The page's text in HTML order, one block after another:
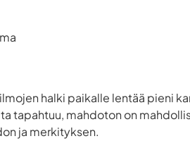
halki paikalle lentää pieni
tapahtuu, mahdoton on
ja merkityksen.